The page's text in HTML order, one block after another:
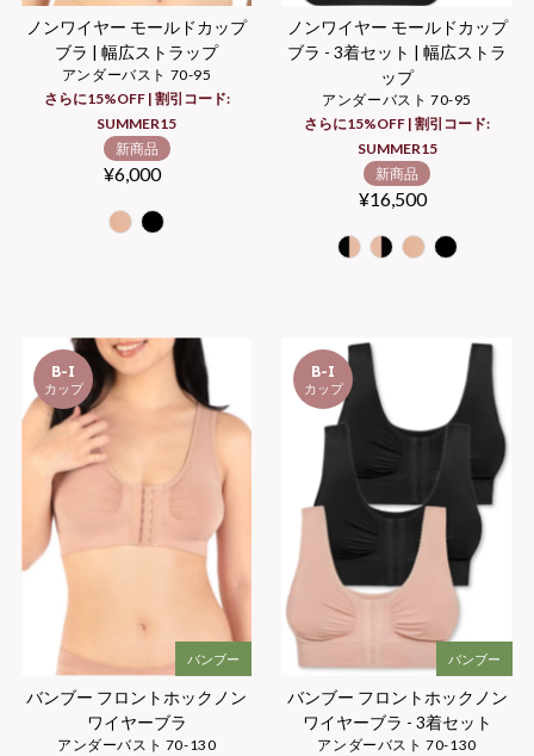
ノンワイヤー モールドカップ
ブラ | 幅広ストラップ
アンダーバスト 70-95
さらに15%OFF | 割引コード:
SUMMER15
新商品
Regular
¥6,000
ノンワイヤー モールドカップ
ブラ - 3着セット | 幅広ストラ
ップ
アンダーバスト 70-95
さらに15%OFF | 割引コード:
SUMMER15
新商品
Regular
¥16,500
B-I
カップ
バンブー
バンブー フロントホックノン
ワイヤーブラ
アンダーバスト 70-130
B-I
カップ
バンブー
バンブー フロントホックノン
ワイヤーブラ - 3着セット
アンダーバスト 70-130